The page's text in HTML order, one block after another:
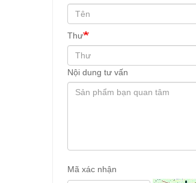
Thư
Nội dung tư vấn
Mã xác nhận